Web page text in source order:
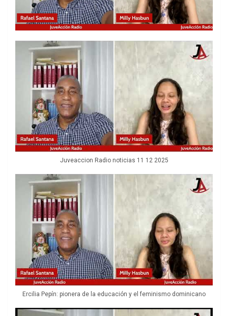
Juveaccion Radio noticias 11 12 2025
Ercilia Pepín: pionera de la educación y el feminismo dominicano